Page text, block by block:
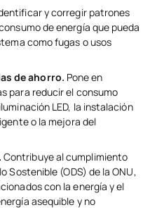
y corregir patrones
de energía que pueda
como fugas o usos
de ahorro. Pone en
para reducir el consumo
LED, la instalación
o la mejora del
Contribuye al cumplimiento
Sostenible (ODS) de la ONU,
con la energía y el
asequible y no